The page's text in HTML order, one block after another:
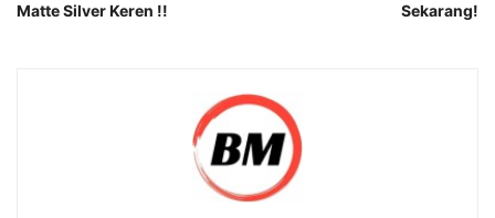
Matte Silver Keren !!
Sekarang!